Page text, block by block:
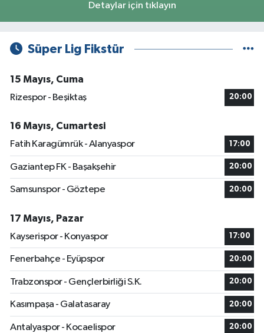
Detaylar için tıklayın
Süper Lig Fikstür
15 Mayıs, Cuma
Rizespor - Beşiktaş
20:00
16 Mayıs, Cumartesi
Fatih Karagümrük - Alanyaspor
17:00
Gaziantep FK - Başakşehir 20:00
Samsunspor - Göztepe 20:00
17 Mayıs, Pazar
Kayserispor - Konyaspor
17:00
Fenerbahçe - Eyüpspor 20:00
Trabzonspor - Gençlerbirliği S.K. 20:00
Kasımpaşa - Galatasaray 20:00
Antalyaspor - Kocaelispor 20:00